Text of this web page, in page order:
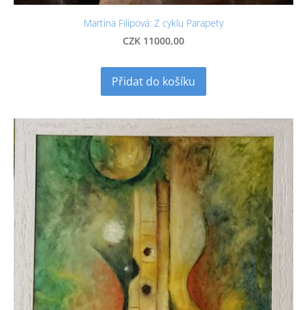
Martina Filipová: Z cyklu Parapety
CZK 11000,00
Přidat do košíku